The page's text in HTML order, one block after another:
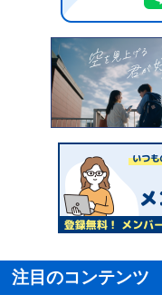
注目のコンテンツ